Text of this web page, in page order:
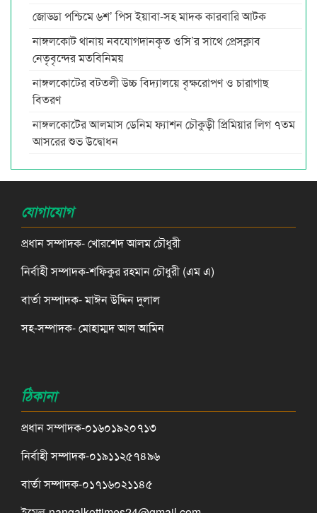
জোড্ডা পশ্চিমে ৬শ’ পিস ইয়াবা-সহ মাদক কারবারি আটক
নাঙ্গলকোট থানায় নবযোগদানকৃত ওসি’র সাথে প্রেসক্লাব
নেতৃবৃন্দের মতবিনিময়
নাঙ্গলকোটের বটতলী উচ্চ বিদ্যালয়ে বৃক্ষরোপণ ও চারাগাছ
বিতরণ
নাঙ্গলকোটের আলমাস ডেনিম ফ্যাশন চৌকুড়ী প্রিমিয়ার লিগ ৭তম
আসরের শুভ উদ্বোধন
যোগাযোগ
প্রধান সম্পাদক- খোরশেদ আলম চৌধুরী
নির্বাহী সম্পাদক-শফিকুর রহমান চৌধুরী (এম এ)
বার্তা সম্পাদক- মাঈন উদ্দিন দুলাল
সহ-সম্পাদক- মোহাম্মদ আল আমিন
ঠিকানা
প্রধান সম্পাদক-০১৬০১৯২০৭১৩
নির্বাহী সম্পাদক-০১৯১১২৫৭৪৯৬
বার্তা সম্পাদক-০১৭১৬০২১১৪৫